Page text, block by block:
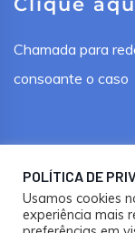
Chamada para
consoante o caso
Ericeira
POLÍTICA DE
Usamos cookies
experiência mais